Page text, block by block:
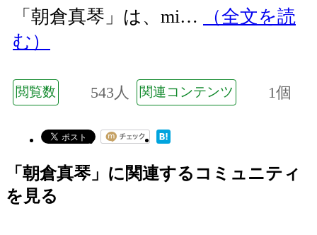
「朝倉真琴」は、mi…
（全文を読
む）
閲覧数 543人 関連コンテンツ 1個
「朝倉真琴」に関連するコミュニティ
を見る